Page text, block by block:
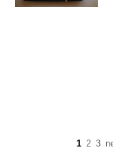
1 2 3